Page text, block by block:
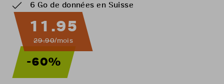
6 Go de données en Suisse
11.95
29.90/mois
-60%